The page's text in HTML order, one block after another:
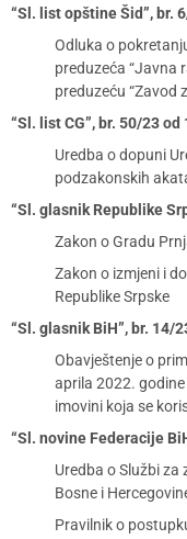
“Sl. list opštine Šid”, br.
Odluka o
preduzeća “Javna
preduzeću “Zavod
“Sl. list CG”, br. 50/23
Uredba o dopuni
podzakonskih
“Sl. glasnik Republike
Zakon o Gradu
Zakon o izmjeni i
Republike Srpske
“Sl. glasnik BiH”, br. 14/
Obavještenje o
aprila 2022.
imovini koja se
“Sl. novine Federacije
Uredba o Službi za
Bosne i
Pravilnik o